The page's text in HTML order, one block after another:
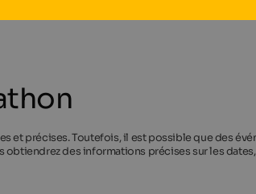
et précises. Toutefois, il est possible que des
des informations précises sur les